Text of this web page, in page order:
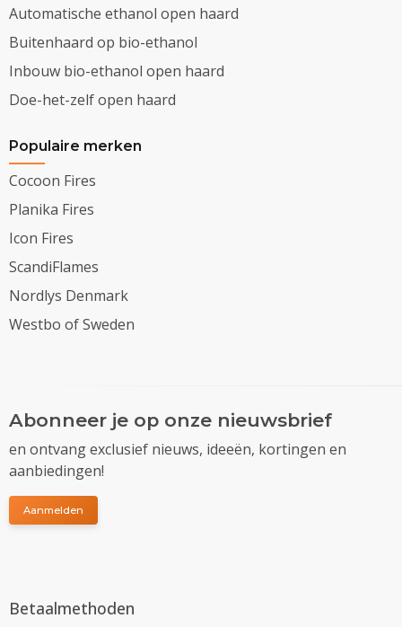
Automatische ethanol open haard
Buitenhaard op bio-ethanol
Inbouw bio-ethanol open haard
Doe-het-zelf open haard
Populaire merken
Cocoon Fires
Planika Fires
Icon Fires
ScandiFlames
Nordlys Denmark
Westbo of Sweden
Abonneer je op onze nieuwsbrief
en ontvang exclusief nieuws, ideeën, kortingen en
aanbiedingen!
Aanmelden
Betaalmethoden